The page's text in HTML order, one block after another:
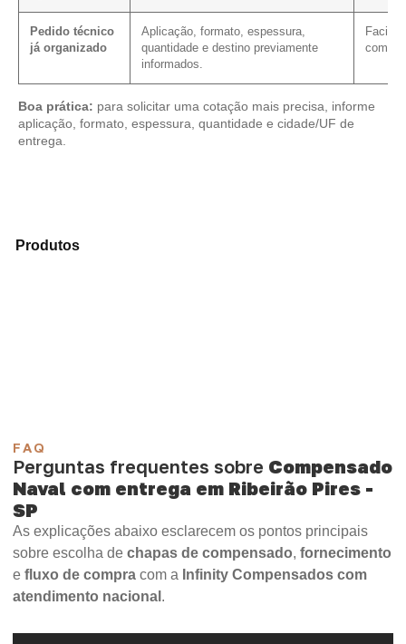
Pedido técnico
já organizado
Aplicação, formato, espessura,
quantidade e destino previamente
informados.
com
Boa prática: para solicitar uma cotação mais precisa, informe
aplicação, formato, espessura, quantidade e cidade/UF de
entrega.
Produtose encontre o produto mais indicado para sua
FAQ
Perguntas frequentes sobre Compensado
Naval com entrega em Ribeirão Pires -
SP
As explicações abaixo esclarecem os pontos principais
sobre escolha de chapas de compensado, fornecimento
e fluxo de compra com a Infinity Compensados com
atendimento nacional .